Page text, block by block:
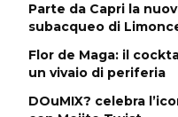
Parte da Capri la
subacqueo di
Flor de Maga: il
un vivaio di periferia
DOuMIX? celebra